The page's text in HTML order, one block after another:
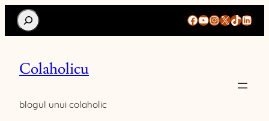
Search Facebook
YouTube
Instagram
X TikTok
Colaholicu
blogul unui colaholic